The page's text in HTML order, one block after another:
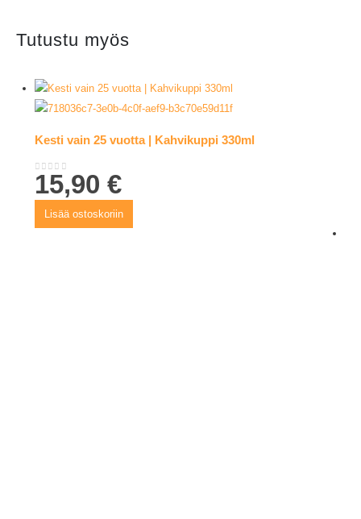
Tutustu myös
Kesti vain 25 vuotta | Kahvikuppi 330ml
0out of 5
15,90€
Lisää ostoskoriin